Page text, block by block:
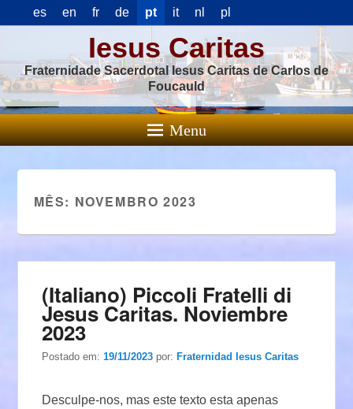
es en fr de pt it nl pl
Iesus Caritas
Fraternidade Sacerdotal Iesus Caritas de Carlos de
Foucauld
Menu
MÊS: NOVEMBRO 2023
(Italiano) Piccoli Fratelli di
Jesus Caritas. Noviembre
2023
Postado em:19/11/2023 por: Fraternidad Iesus Caritas
Desculpe-nos, mas este texto esta apenas